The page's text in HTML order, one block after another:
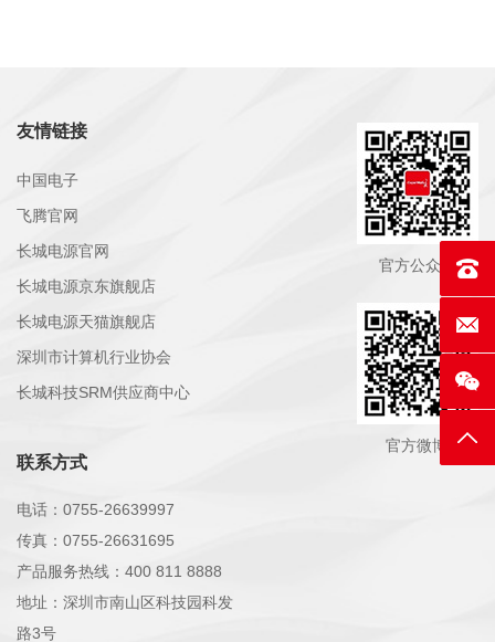
友情链接
中国电子
飞腾官网
长城电源官网
长城电源京东旗舰店
长城电源天猫旗舰店
深圳市计算机行业协会
长城科技SRM供应商中心
联系方式
电话：0755-26639997
传真：0755-26631695
产品服务热线：400 811 8888
地址：深圳市南山区科技园科发
路3号
官方公众号
官方微博
联系
E-
返回